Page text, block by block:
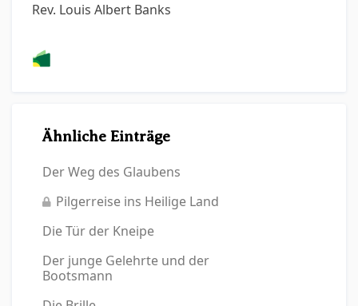
Rev. Louis Albert Banks
Ähnliche Einträge
Der Weg des Glaubens
Pilgerreise ins Heilige Land
Die Tür der Kneipe
Der junge Gelehrte und der
Bootsmann